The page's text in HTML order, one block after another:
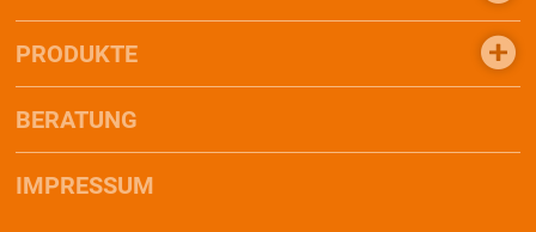
PRODUKTE
BERATUNG
IMPRESSUM